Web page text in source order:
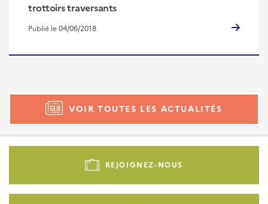
trottoirs traversants
Publié le 04/06/2018
VOIR TOUTES LES ACTUALITÉS
Pied
-
REJOIGNEZ-NOUS